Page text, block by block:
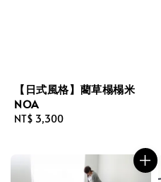
【日式風格】藺草榻榻米
NOA
Regular
NT$ 3,300